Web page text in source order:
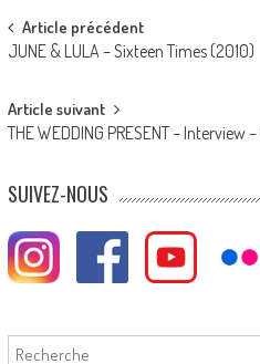
Post
navigation
Article précédent
JUNE & LULA – Sixteen Times (2010)
Article suivant
THE WEDDING PRESENT –
SUIVEZ-NOUS
Rechercher